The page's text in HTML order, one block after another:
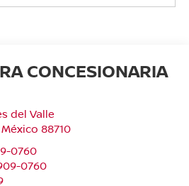
CONCESIONARIA
del Valle
, México 88710
0760
0760